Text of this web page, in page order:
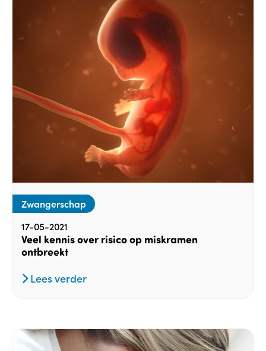
Zwangerschap
17-05-2021
Veel kennis over risico op miskramen
ontbreekt
Lees verder